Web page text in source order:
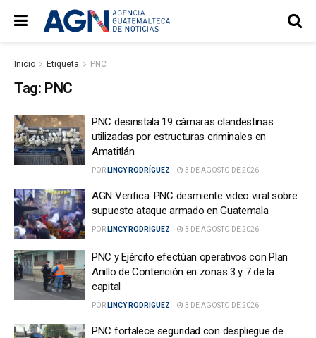
Inicio Etiqueta PNC
Tag: PNC
PNC desinstala 19 cámaras clandestinas
utilizadas por estructuras criminales en
Amatitlán
POR LINCY RODRÍGUEZ 3 DE AGOSTO DE 2026
AGN Verifica: PNC desmiente video viral sobre
supuesto ataque armado en Guatemala
POR LINCY RODRÍGUEZ 3 DE AGOSTO DE 2026
PNC y Ejército efectúan operativos con Plan
Anillo de Contención en zonas 3 y 7 de la
capital
POR LINCY RODRÍGUEZ 3 DE AGOSTO DE 2026
PNC fortalece seguridad con despliegue de